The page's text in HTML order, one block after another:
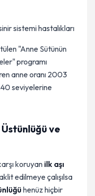
sistemi hastalıkları
"Anne Sütünün
programı
anne oranı 2003
seviyelerine
ve
koruyan ilk aşı
edilmeye çalışılsa
henüz hiçbir